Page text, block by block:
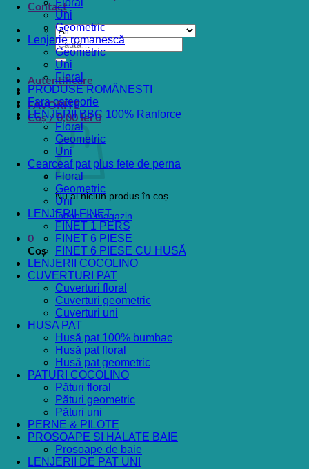
Contact
Caută
după:
Autentificare
FAVORITE
Coș /0,00lei 0
Nu ai niciun produs în coș.
Înapoi la magazin
0
Coș
Floral
Uni
Geometric
Lenjerie romanescă
Geometric
Uni
Floral
PRODUSE ROMÂNEȘTI
Fara categorie
LENJERII BBC 100% Ranforce
Floral
Geometric
Uni
Cearceaf pat plus fete de perna
Floral
Geometric
Uni
LENJERII FINET
FINET 1 PERS
FINET 6 PIESE
FINET 6 PIESE CU HUSĂ
LENJERII COCOLINO
CUVERTURI PAT
Cuverturi floral
Cuverturi geometric
Cuverturi uni
HUSA PAT
Husă pat 100% bumbac
Husă pat floral
Husă pat geometric
PATURI COCOLINO
Pături floral
Pături geometric
Pături uni
PERNE & PILOTE
PROSOAPE SI HALATE BAIE
Prosoape de baie
LENJERII DE PAT UNI